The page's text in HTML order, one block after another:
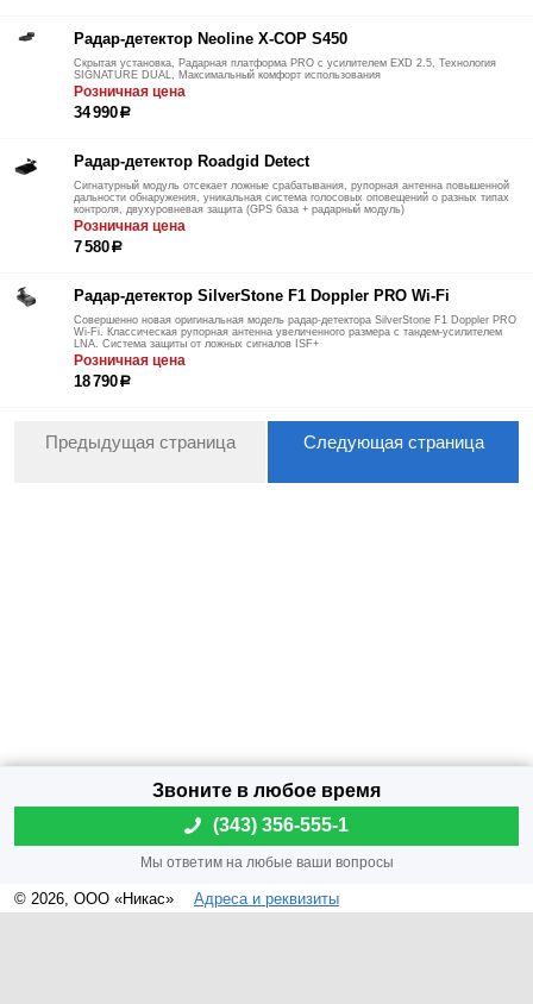
Радар-детектор Neoline X-COP S450
Скрытая установка, Радарная платформа PRO с усилителем EXD 2.5, Технология
SIGNATURE DUAL, Максимальный комфорт использования
Розничная цена
34 990р
Радар-детектор Roadgid Detect
Сигнатурный модуль отсекает ложные срабатывания, рупорная антенна повышенной
дальности обнаружения, уникальная система голосовых оповещений о разных типах
контроля, двухуровневая защита (GPS база + радарный модуль)
Розничная цена
7 580р
Радар-детектор SilverStone F1 Doppler PRO Wi-Fi
Совершенно новая оригинальная модель радар-детектора SilverStone F1 Doppler PRO
Wi-Fi. Классическая рупорная антенна увеличенного размера с тандем-усилителем
LNA. Система защиты от ложных сигналов ISF+
Розничная цена
18 790р
Предыдущая страница Следующая страница
© 2026, ООО «Никас» Адреса и реквизиты
(343) 356-555-1